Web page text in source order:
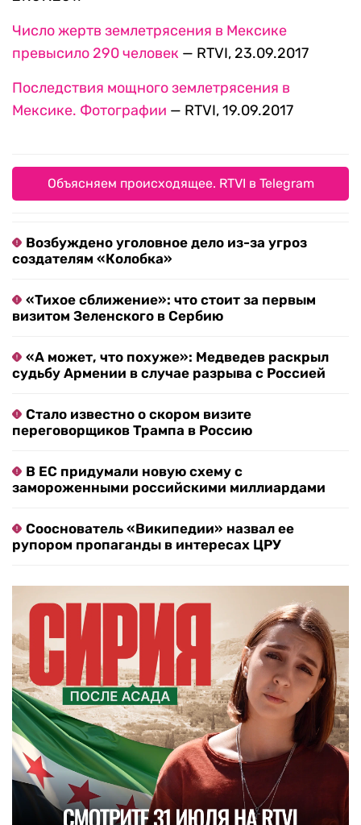
Число жертв землетрясения в Мексике
превысило 290 человек — RTVI, 23.09.2017
Последствия мощного землетрясения в
Мексике. Фотографии — RTVI, 19.09.2017
Объясняем происходящее. RTVI в Telegram
Возбуждено уголовное дело из-за угроз
создателям «Колобка»
«Тихое сближение»: что стоит за первым
визитом Зеленского в Сербию
«А может, что похуже»: Медведев раскрыл
судьбу Армении в случае разрыва с Россией
Стало известно о скором визите
переговорщиков Трампа в Россию
В ЕС придумали новую схему с
замороженными российскими миллиардами
Сооснователь «Википедии» назвал ее
рупором пропаганды в интересах ЦРУ